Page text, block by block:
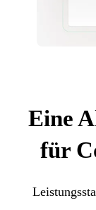
Eine
für